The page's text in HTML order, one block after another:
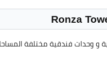
و وحدات فندقية مختلفة